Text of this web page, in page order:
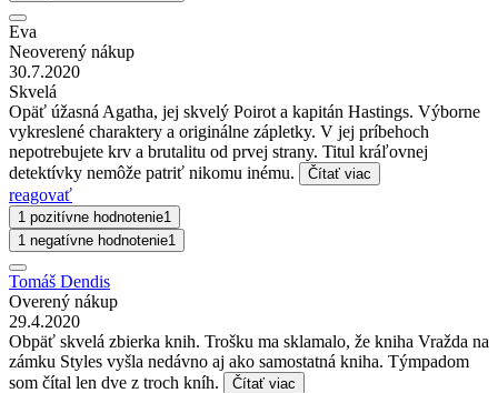
Eva
Neoverený nákup
30.7.2020
Skvelá
Opäť úžasná Agatha, jej skvelý Poirot a kapitán Hastings. Výborne
vykreslené charaktery a originálne zápletky. V jej príbehoch
nepotrebujete krv a brutalitu od prvej strany. Titul kráľovnej
detektívky nemôže patriť nikomu inému.
Čítať viac
reagovať
1 pozitívne hodnotenie1
1 negatívne hodnotenie1
Tomáš Dendis
Overený nákup
29.4.2020
Obpäť skvelá zbierka knih. Trošku ma sklamalo, že kniha Vražda na
zámku Styles vyšla nedávno aj ako samostatná kniha. Týmpadom
som čítal len dve z troch kníh.
Čítať viac